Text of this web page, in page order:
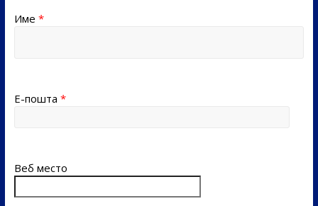
Име *
Е-пошта *
Веб место